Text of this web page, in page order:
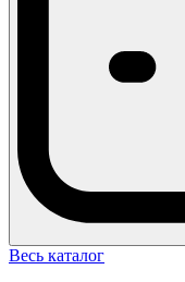
Весь каталог